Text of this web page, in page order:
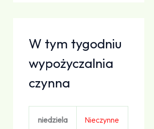
W tym tygodniu
wypożyczalnia
czynna
niedziela Nieczynne